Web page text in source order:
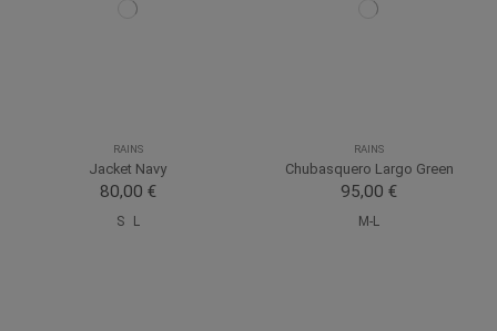
RAINS
Jacket Navy
80,00 €
S L
RAINS
Chubasquero Largo Green
95,00 €
M-L